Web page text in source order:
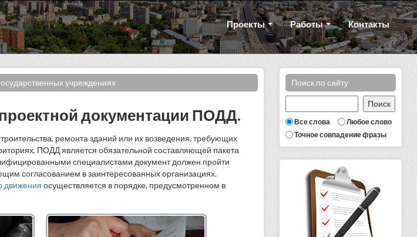
Проекты Работы Контакты
Поиск по сайту
Все слова
Любое слово
Точное совпадение фразы
учреждениях
документации ПОДД.
ремонта зданий или их возведения, требующих
ПОДД является обязательной составляющей пакета
специалистами документ должен пройти
согласованием в заинтересованных организациях.
движения осуществляется в порядке, предусмотренном в